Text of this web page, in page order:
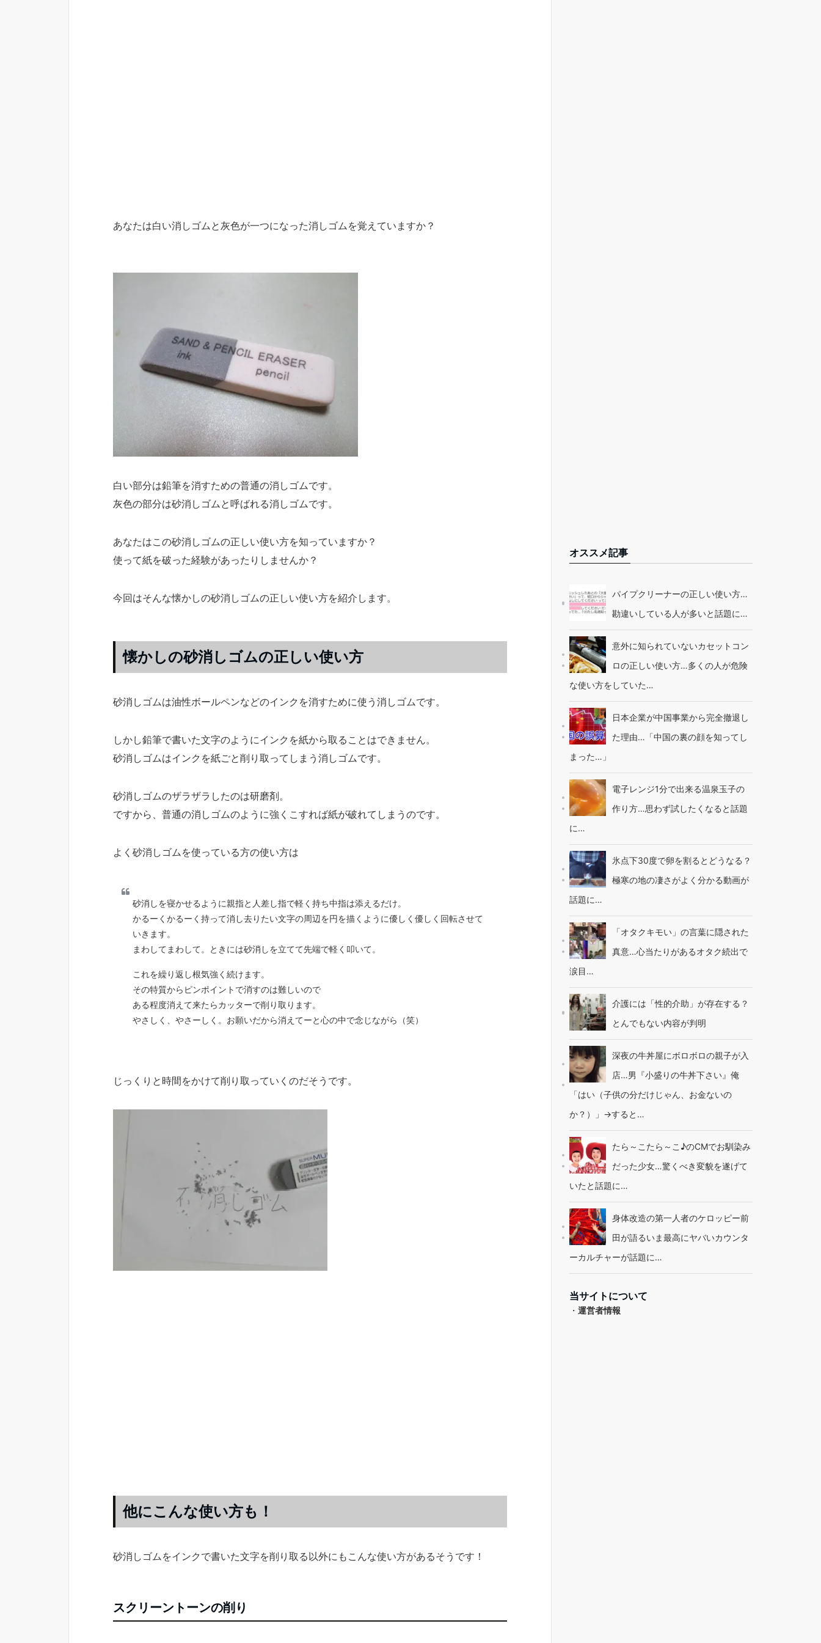
あなたは白い消しゴムと灰色が一つになった消しゴムを覚えていますか？
白い部分は鉛筆を消すための普通の消しゴムです。
灰色の部分は砂消しゴムと呼ばれる消しゴムです。
あなたはこの砂消しゴムの正しい使い方を知っていますか？
使って紙を破った経験があったりしませんか？
今回はそんな懐かしの砂消しゴムの正しい使い方を紹介します。
懐かしの砂消しゴムの正しい使い方
砂消しゴムは油性ボールペンなどのインクを消すために使う消しゴムです。
しかし鉛筆で書いた文字のようにインクを紙から取ることはできません。
砂消しゴムはインクを紙ごと削り取ってしまう消しゴムです。
砂消しゴムのザラザラしたのは研磨剤。
ですから、普通の消しゴムのように強くこすれば紙が破れてしまうのです。
よく砂消しゴムを使っている方の使い方は
砂消しを寝かせるように親指と人差し指で軽く持ち中指は添えるだけ。
かるーくかるーく持って消し去りたい文字の周辺を円を描くように優しく優しく回転させて
いきます。
まわしてまわして。ときには砂消しを立てて先端で軽く叩いて。
これを繰り返し根気強く続けます。
その特質からピンポイントで消すのは難しいので
ある程度消えて来たらカッターで削り取ります。
やさしく、やさーしく。お願いだから消えてーと心の中で念じながら（笑）
じっくりと時間をかけて削り取っていくのだそうです。
他にこんな使い方も！
砂消しゴムをインクで書いた文字を削り取る以外にもこんな使い方があるそうです！
スクリーントーンの削り
オススメ記事
パイプクリーナーの正しい使い方…
勘違いしている人が多いと話題に…
意外に知られていないカセットコン
ロの正しい使い方…多くの人が危険
な使い方をしていた…
日本企業が中国事業から完全撤退し
た理由…「中国の裏の顔を知ってし
まった…」
電子レンジ1分で出来る温泉玉子の
作り方…思わず試したくなると話題
に…
氷点下30度で卵を割るとどうなる？
極寒の地の凄さがよく分かる動画が
話題に…
「オタクキモい」の言葉に隠された
真意…心当たりがあるオタク続出で
涙目…
介護には「性的介助」が存在する？
とんでもない内容が判明
深夜の牛丼屋にボロボロの親子が入
店…男『小盛りの牛丼下さい』俺
「はい（子供の分だけじゃん、お金ないの
か？）」→すると…
たら～こたら～こ♪のCMでお馴染み
だった少女…驚くべき変貌を遂げて
いたと話題に…
身体改造の第一人者のケロッピー前
田が語るいま最高にヤバいカウンタ
ーカルチャーが話題に…
当サイトについて
・ 運営者情報